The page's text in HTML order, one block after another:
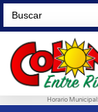
Search
for:
Horario